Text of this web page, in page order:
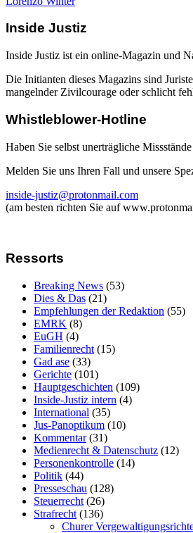
Inside Justiz
Inside Justiz ist ein online-Magazin und
Die Initianten dieses Magazins sind
mangelnder Zivilcourage oder schlicht
Whistleblower-Hotline
Haben Sie selbst unerträgliche
Melden Sie uns Ihren Fall und unsere
inside-justiz@protonmail.com
(am besten richten Sie auf
Ressorts
Breaking News (53)
Dies & Das (21)
Empfehlungen der Redaktion (55)
EMRK (8)
EuGH (4)
Familienrecht (15)
Gad ase (33)
Gerichte (101)
Hauptgeschichten (109)
Inside-Justiz intern (4)
International (35)
Jus-Panoptikum (10)
Kommentar(31)
Medienrecht & Datenschutz (12)
Personenkontrolle (14)
Politik (44)
Presseschau (128)
Steuerrecht (26)
Strafrecht (136)
Churer